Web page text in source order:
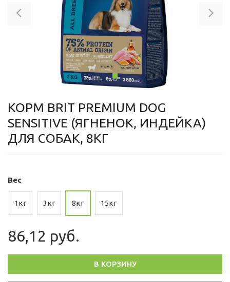
КОРМ BRIT PREMIUM DOG
SENSITIVE (ЯГНЕНОК, ИНДЕЙКА)
ДЛЯ СОБАК, 8КГ
Вес
1кг 3кг 8кг 15кг
86,12 руб.
В КОРЗИНУ